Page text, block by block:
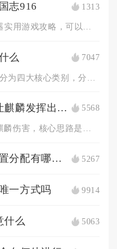
志916 1313
想要获取少年三国志916服务器实用游戏攻略，可以优先从游戏内...
么 7047
在乱斗西游2里怎样能够让麒麟发挥出更高的伤害力 5568
英雄联盟手游中英雄的位置分配有哪些规定 5267
一方式吗 9914
什么 5063